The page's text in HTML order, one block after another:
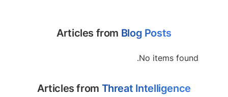
Articles from Blog Posts
No items found.
Articles from Threat Intelligence